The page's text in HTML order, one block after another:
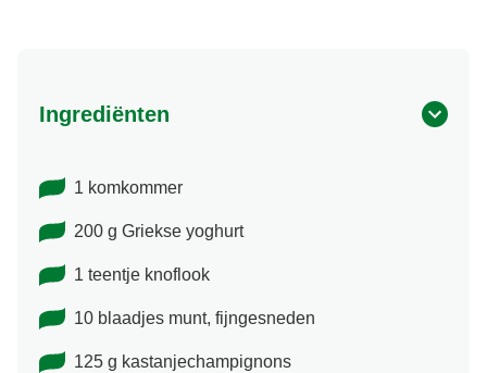
Ingrediënten
1 komkommer
200 g Griekse yoghurt
1 teentje knoflook
10 blaadjes munt, fijngesneden
125 g kastanjechampignons